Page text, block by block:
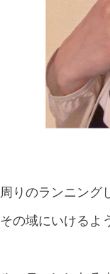
周りのランニング
その域にいけるよ